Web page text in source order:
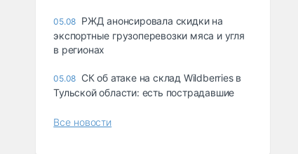
05.08 РЖД анонсировала скидки на
экспортные грузоперевозки мяса и угля
в регионах
05.08 СК об атаке на склад Wildberries в
Тульской области: есть пострадавшие
Все новости